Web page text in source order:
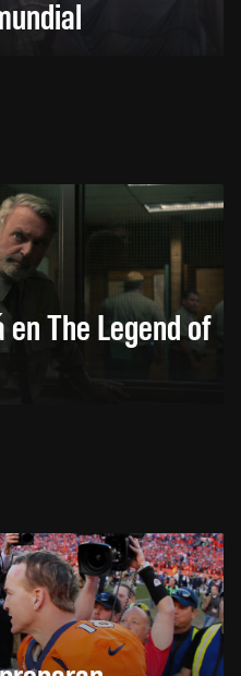
The Legend of